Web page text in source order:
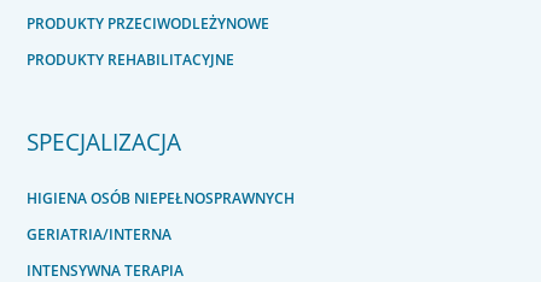
PRODUKTY PRZECIWODLEŻYNOWE
PRODUKTY REHABILITACYJNE
SPECJALIZACJA
HIGIENA OSÓB NIEPEŁNOSPRAWNYCH
GERIATRIA/INTERNA
INTENSYWNA TERAPIA